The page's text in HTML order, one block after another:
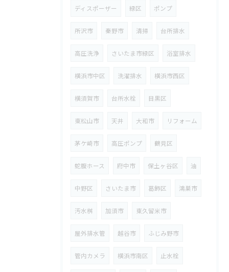
ディスポーザー 緑区 ポンプ
所沢市 秦野市 清掃 台所排水
高圧洗浄 さいたま市緑区 浴室排水
横浜市中区 洗濯排水 横浜市西区
横須賀市 台所水栓 目黒区
東松山市 天井 大和市 リフォーム
茅ケ崎市 高圧ポンプ 鶴見区
蛇腹ホース 府中市 保土ヶ谷区 油
中野区 さいたま市 葛飾区 鴻巣市
汚水桝 加須市 東久留米市
屋外排水管 越谷市 ふじみ野市
管内カメラ 横浜市南区 止水栓